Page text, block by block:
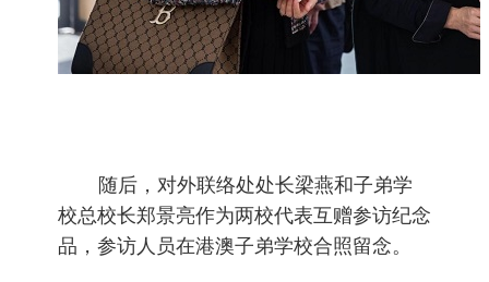
随后，对外联络处处长梁燕和子弟学
校总校长郑景亮作为两校代表互赠参访纪念
品，参访人员在港澳子弟学校合照留念。